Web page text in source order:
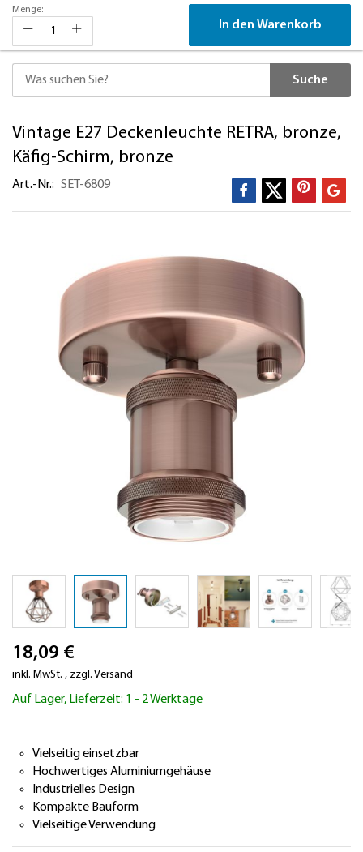
Suche
zum
Inhalt
Vintage E27 Deckenleuchte RETRA, bronze,
Käfig-Schirm, bronze
Art.-Nr. SET-6809
Bildergalerie
Anfang
der
springen
18,09 €
inkl. MwSt. , zzgl. Versand
Auf Lager, Lieferzeit: 1 - 2 Werktage
Vielseitig einsetzbar
Hochwertiges Aluminiumgehäuse
Industrielles Design
Kompakte Bauform
Vielseitige Verwendung
Menge:
In den Warenkorb